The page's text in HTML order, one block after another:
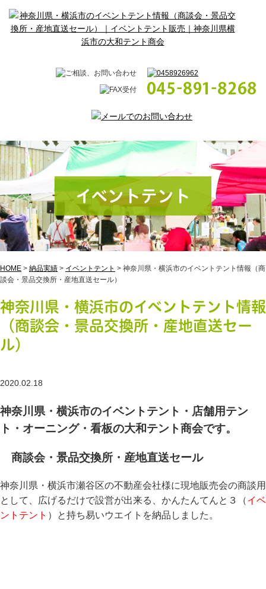
イベントテント
HOME > 納品実績 > イベントテント > 神奈川県・横浜市のイベントテント情報（商
談会・景品交換所・産地直送セール）
神奈川県・横浜市のイベントテント情報
（商談会・景品交換所・産地直送セー
ル）
2020.02.18
神奈川県・横浜市のイベントテント・店舗用テン
ト・オーニング・看板の大和テント商会です。
商談会・景品交換所・産地直送セール
神奈川県・横浜市瀬谷区の不動産会社様に現地販売会の商談用
として、広げるだけで設営が出来る、かんたんてんと３（イベ
ントテント ）と持ち易いウエイトを納品しました。